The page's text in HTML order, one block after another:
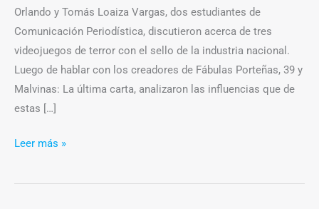
Orlando y Tomás Loaiza Vargas, dos estudiantes de
Comunicación Periodística, discutieron acerca de tres
videojuegos de terror con el sello de la industria nacional.
Luego de hablar con los creadores de Fábulas Porteñas, 39 y
Malvinas: La última carta, analizaron las influencias que de
estas […]
de
horror
argentino
Leer más »